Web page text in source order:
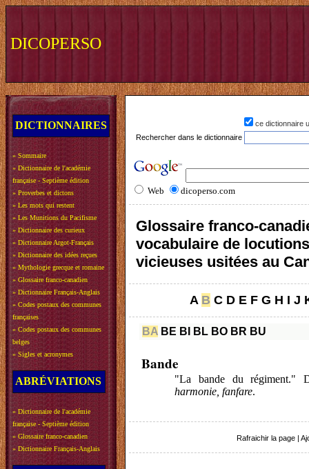
DICOPERSO
DICTIONNAIRES
» Sommaire
» Dictionnaire de l'académie
française - Septième édition
» Proverbes et dictons
» Les mots qui restent
» Les Munitions du Pacifisme
» Dictionnaire des curieux
» Dictionnaire Argot-Français
» Dictionnaire des idées reçues
» Mythologie grecque et romaine
» Glossaire franco-canadien
» Dictionnaire Français-Anglais
» Codes postaux des communes
françaises
» Codes postaux des communes
belges
» Sigles et acronymes
ABRÉVIATIONS
» Dictionnaire de l'académie
française - Septième édition
» Glossaire franco-canadien
» Dictionnaire Français-Anglais
ce dictionnaire
Rechercher dans le dictionnaire
Web dicoperso.com
Glossaire franco-
vocabulaire de locutions
vicieuses usitées au
A B C D E F G H I J
BA BE BI BL BO BR BU
Bande
"La bande du régiment."
harmonie, fanfare.
Rafraichir la page